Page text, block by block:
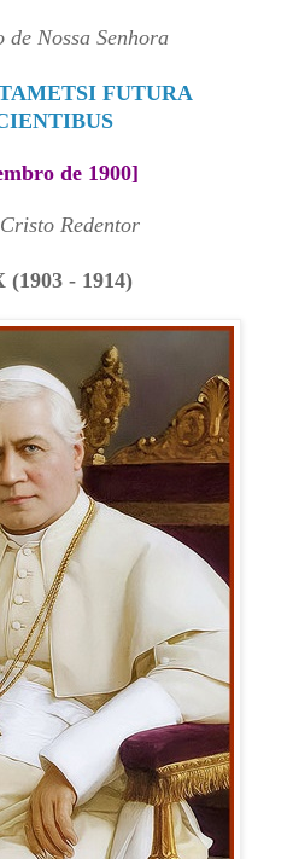
de Nossa Senhora
FUTURA
de 1900]
Redentor
(1903 - 1914)